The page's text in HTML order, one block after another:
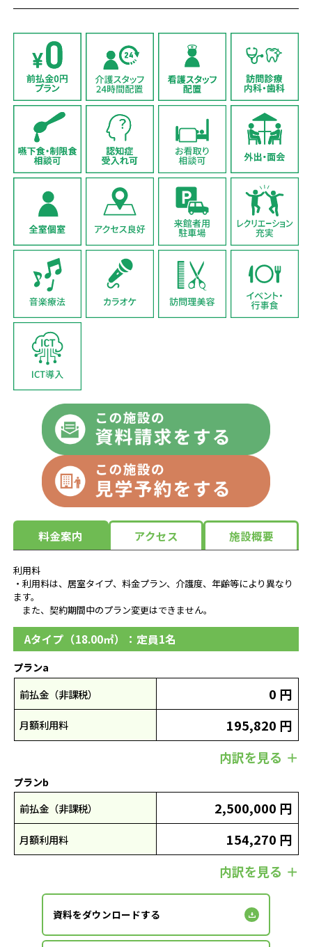
料金案内 アクセス 施設概要
利用料
・利用料は、居室タイプ、料金プラン、介護度、年齢等により異なり
ます。
また、契約期間中のプラン変更はできません。
Aタイプ（18.00㎡）：定員1名
プランa
前払金（非課税）
0 円
月額利用料
195,820 円
内訳を見る
プランb
前払金（非課税）
2,500,000 円
月額利用料
154,270 円
内訳を見る
資料をダウンロードする